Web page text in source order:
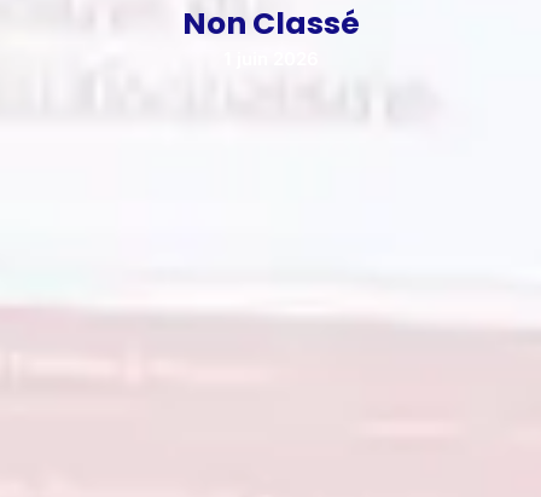
Non Classé